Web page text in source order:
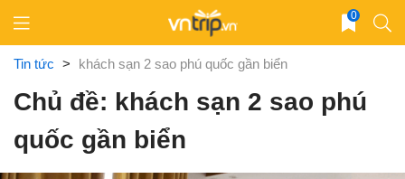
content
0
Tin tức > khách sạn 2 sao phú quốc gần biển
Chủ đề: khách sạn 2 sao phú
quốc gần biển